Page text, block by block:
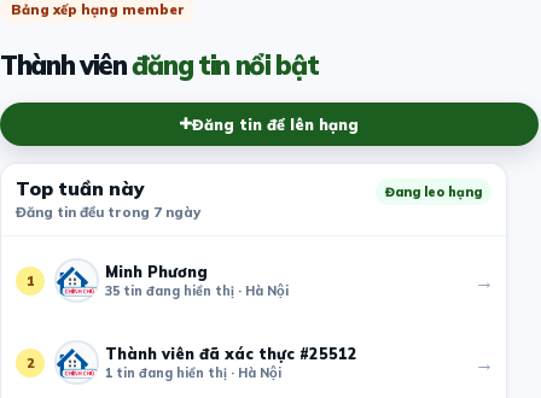
Bảng xếp hạng member
Thành viênđăng tin nổi bật
Đăng tin để lên hạng
Top tuần này
Đăng tin đều trong 7 ngày
Đang leo hạng
1 Minh Phương
35 tin đang hiển thị · Hà Nội →
2 Thành viên đã xác thực #25512
1 tin đang hiển thị · Hà Nội →